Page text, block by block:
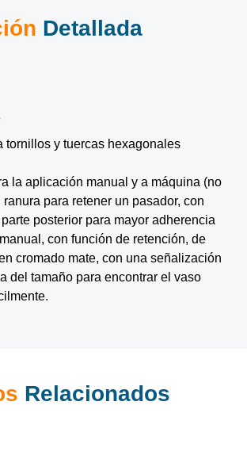
Detallada
tornillos y tuercas hexagonales
la aplicación manual y a máquina (no
para retener un pasador, con
posterior para mayor adherencia
con función de retención, de
cromado mate, con una señalización
del tamaño para encontrar el vaso
Relacionados